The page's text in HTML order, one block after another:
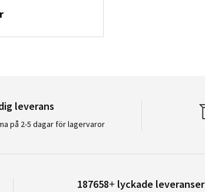
leverans
på 2-5 dagar för lagervaror
187658+ lyckade leveranser